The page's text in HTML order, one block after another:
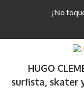
¡No
HUGO
surfista, skater